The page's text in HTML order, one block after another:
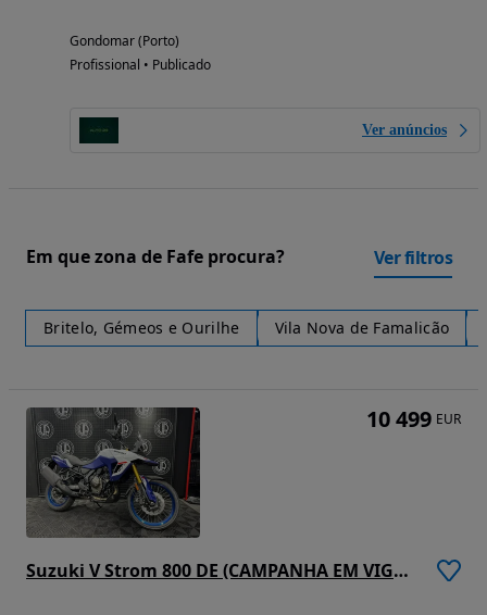
Gondomar (Porto)
Profissional • Publicado
Ver anúncios
Em que zona de Fafe procura? Ver filtros
Britelo, Gémeos e Ourilhe Vila Nova de Famalicão
Suzuki V Strom 800 DE (CAMPANHA EM VIGOR)
10 499 EUR